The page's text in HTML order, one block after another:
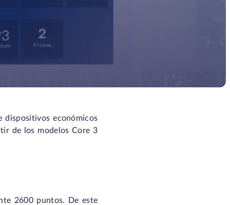
dispositivos económicos
de los modelos Core 3
2600 puntos. De este